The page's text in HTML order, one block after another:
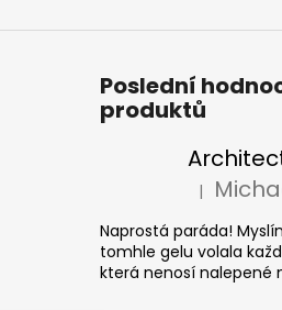
Poslední
produktů
Hodnocení
|
Naprostá paráda!
tomhle gelu volala
která nenosí nalepené